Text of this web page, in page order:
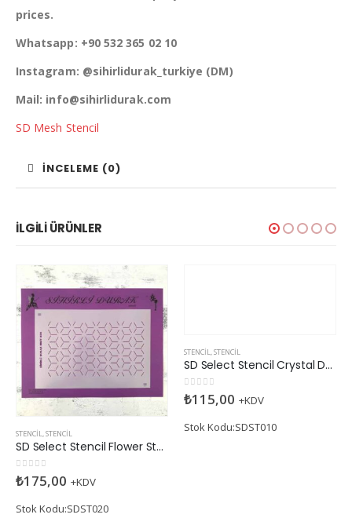
prices.
Whatsapp: +90 532 365 02 10
Instagram: @sihirlidurak_turkiye (DM)
Mail: info@sihirlidurak.com
SD Mesh Stencil
İNCELEME (0)
İLGILI ÜRÜNLER
STENCIL,STENCIL
SD Select Stencil Flower Star-2
05 üzerinden
₺175,00 +KDV
Stok Kodu:SDST020
STENCIL,STENCIL
SD Select Stencil Crystal Drop Border
05 üzerinden
₺115,00 +KDV
Stok Kodu:SDST010